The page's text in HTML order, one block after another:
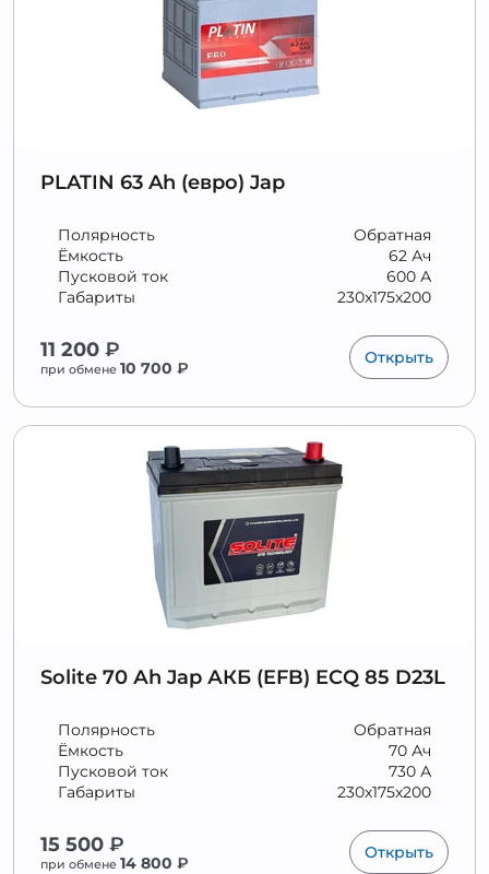
PLATIN 63 Ah (евро) Jap
Обратная
Полярность
62 Ач
Ёмкость
600 А
Пусковой ток
230x175x200
Габариты
11 200 ₽
при обмене 10 700 ₽
Открыть
Solite 70 Аh Jap АКБ (EFB) ECQ 85 D23L
Обратная
Полярность
70 Ач
Ёмкость
730 А
Пусковой ток
230x175x200
Габариты
15 500 ₽
при обмене 14 800 ₽
Открыть